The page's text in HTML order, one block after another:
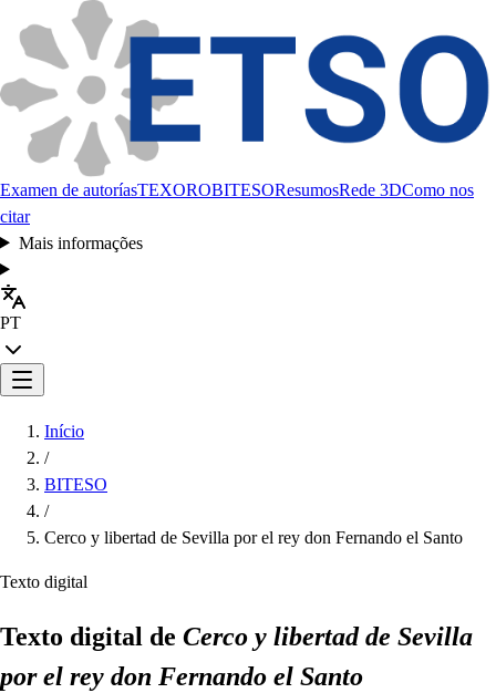
Examen de autoríasTEXOROBITESOResumosRede 3DComo nos
citar
Mais informações
PT
Início
/
BITESO
/
Cerco y libertad de Sevilla por el rey don Fernando el Santo
Texto digital
Texto digital de Cerco y libertad de Sevilla
por el rey don Fernando el Santo